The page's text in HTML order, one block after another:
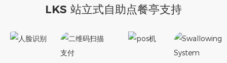
LKS 站立式自助点餐亭支持